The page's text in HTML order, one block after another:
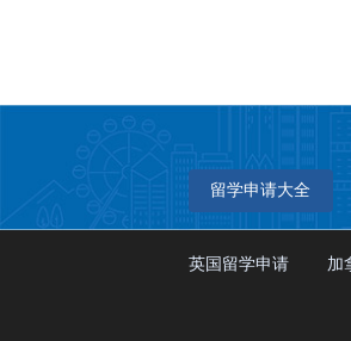
留学申请大全
英国留学申请 加